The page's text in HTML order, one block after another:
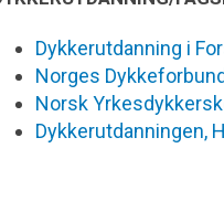
Dykkerutdanning i
Norges Dykkeforbund
Norsk
Dykkerutdanningen,